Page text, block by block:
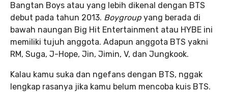
Bangtan Boys atau yang lebih dikenal dengan BTS
debut pada tahun 2013. Boygroup yang berada di
bawah naungan Big Hit Entertainment atau HYBE ini
memiliki tujuh anggota. Adapun anggota BTS yakni
RM, Suga, J-Hope, Jin, Jimin, V, dan Jungkook.
Kalau kamu suka dan ngefans dengan BTS, nggak
lengkap rasanya jika kamu belum mencoba kuis BTS.